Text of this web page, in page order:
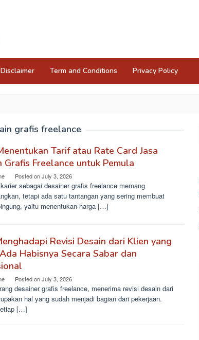
Disclaimer Term and Conditions Privacy Policy
grafis freelance
Tarif atau Rate Card Jasa
Grafis Freelance untuk Pemula
Posted onJuly 3, 2026
sebagai desainer grafis freelance memang
tetapi ada satu tantangan yang sering membuat
yaitu menentukan harga […]
Revisi Desain dari Klien yang
Habisnya Secara Sabar dan
Posted onJuly 3, 2026
desainer grafis freelance, menerima revisi desain dari
hal yang sudah menjadi bagian dari pekerjaan.
[…]